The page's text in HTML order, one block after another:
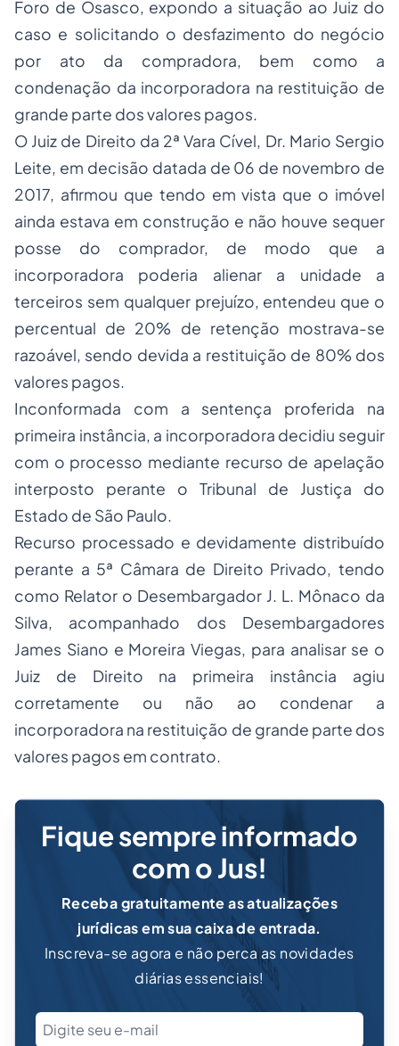
Foro de Osasco, expondo a situação ao Juiz do
caso e solicitando o desfazimento do negócio
por ato da compradora, bem como a
condenação da incorporadora na restituição de
grande parte dos valores pagos.
O Juiz de Direito da 2ª Vara Cível, Dr. Mario Sergio
Leite, em decisão datada de 06 de novembro de
2017, afirmou que tendo em vista que o imóvel
ainda estava em construção e não houve sequer
posse do comprador, de modo que a
incorporadora poderia alienar a unidade a
terceiros sem qualquer prejuízo, entendeu que o
percentual de 20% de retenção mostrava-se
razoável, sendo devida a restituição de 80% dos
valores pagos.
Inconformada com a sentença proferida na
primeira instância, a incorporadora decidiu seguir
com o processo mediante recurso de apelação
interposto perante o Tribunal de Justiça do
Estado de São Paulo.
Recurso processado e devidamente distribuído
perante a 5ª Câmara de Direito Privado, tendo
como Relator o Desembargador J. L. Mônaco da
Silva, acompanhado dos Desembargadores
James Siano e Moreira Viegas, para analisar se o
Juiz de Direito na primeira instância agiu
corretamente ou não ao condenar a
incorporadora na restituição de grande parte dos
valores pagos em contrato.
Fique sempre informado
com o Jus!
Receba gratuitamente as atualizações
jurídicas em sua caixa de entrada.
Inscreva-se agora e não perca as novidades
diárias essenciais!